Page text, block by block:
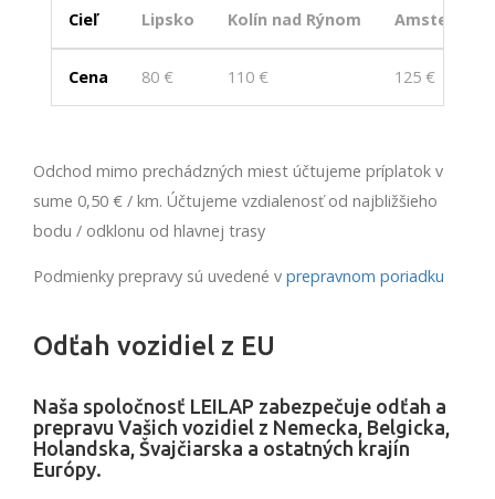
Cieľ Lipsko Kolín nad Rýnom Amsterdam
Cena 80 € 110 € 125 €
Odchod mimo prechádzných miest účtujeme príplatok v
sume 0,50 € / km. Účtujeme vzdialenosť od najbližšieho
bodu / odklonu od hlavnej trasy
Podmienky prepravy sú uvedené v prepravnom poriadku
Odťah vozidiel z EU
Naša spoločnosť LEILAP zabezpečuje odťah a
prepravu Vašich vozidiel z Nemecka, Belgicka,
Holandska, Švajčiarska a ostatných krajín
Európy.